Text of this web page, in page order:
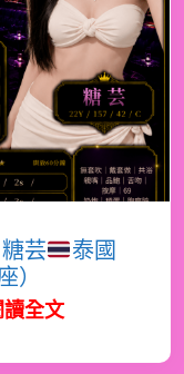
糖芸
泰國
）
讀全文